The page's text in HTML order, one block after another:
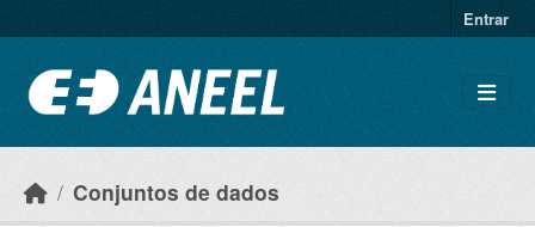
Entrar
Conjuntos de dados